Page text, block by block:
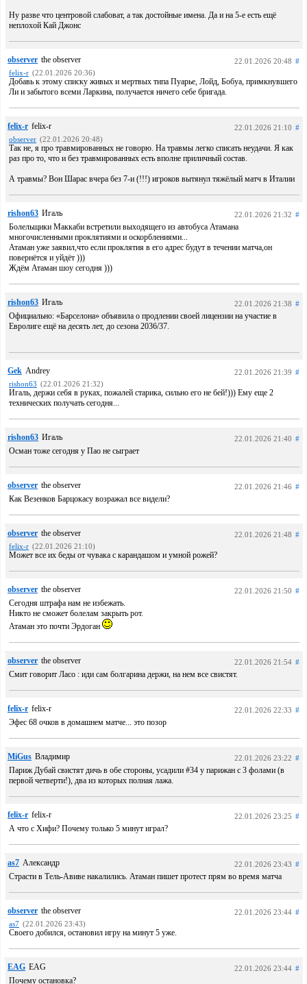
Ну разве что центровой слабоват, а так достойные имена. Да и на 5-е есть ещё
неплохой Кай Джонс
observer the observer 22.01.2026 20:48 #
felix-r (22.01.2026 20:36)
Добавь к этому списку живых и мертвых типа Пуарье, Лойд, Бобуа, примкнувшего
Ли и забытого всеми Ларкина, получается ничего себе бригада.
felix-r felix-r 22.01.2026 21:10 #
observer (22.01.2026 20:48)
Так не, я про травмированных не говорю. На травмы легко списать неудачи. Я как
раз про то, что и без травмированных есть вполне приличный состав.
А травмы? Вон Шарас вчера без 7-и (!!!) игроков вытянул тяжёлый матч в Италии
rishon63 Игаль 22.01.2026 21:32 #
Болельщики Маккаби встретили выходящего из автобуса Атамана
многочисленными проклятиями и оскорблениями...
Атаман уже заявил,что если проклятия в его адрес будут в течении матча,он
повернётся и уйдёт )))
Ждём Атаман шоу сегодня )))
rishon63 Игаль 22.01.2026 21:38 #
Официально: «Барселона» объявила о продлении своей лицензии на участие в
Евролиге ещё на десять лет, до сезона 2036/37.
Gek Andrey 22.01.2026 21:39 #
rishon63 (22.01.2026 21:32)
Игаль, держи себя в руках, пожалей старика, сильно его не бей!))) Ему еще 2
технических получать сегодня...
rishon63 Игаль 22.01.2026 21:40 #
Осман тоже сегодня у Пао не сыграет
observer the observer 22.01.2026 21:46 #
Как Везенков Барцокасу возражал все видели?
observer the observer 22.01.2026 21:48 #
felix-r (22.01.2026 21:10)
Может все их беды от чувака с карандашом и умной рожей?
observer the observer 22.01.2026 21:50 #
Сегодня штрафа нам не избежать.
Никто не сможет болелам закрыть рот.
Атаман это почти Эрдоган
observer the observer 22.01.2026 21:54 #
Смит говорит Ласо : иди сам болгарина держи, на нем все свистят.
felix-r felix-r 22.01.2026 22:33 #
Эфес 68 очков в домашнем матче... это позор
MiGus Владимир 22.01.2026 23:22 #
Париж Дубай свистят дичь в обе стороны, усадили #34 у парижан с 3 фолами (в
первой четверти!), два из которых полная лажа.
felix-r felix-r 22.01.2026 23:25 #
А что с Хифи? Почему только 5 минут играл?
as7 Александр 22.01.2026 23:43 #
Страсти в Тель-Авиве накалились. Атаман пишет протест прям во время матча
observer the observer 22.01.2026 23:44 #
as7 (22.01.2026 23:43)
Своего добился, остановил игру на минут 5 уже.
EAG EAG 22.01.2026 23:44 #
Почему остановка?